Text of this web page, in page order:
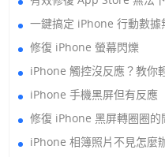
一鍵搞定 iPhone 行動數據
修復 iPhone 螢幕閃爍
iPhone 觸控沒反應？教你
iPhone 手機黑屏但有反應
修復 iPhone 黑屏轉圈圈的
iPhone 相簿照片不見怎麼